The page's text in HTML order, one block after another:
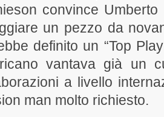
convince
un pezzo da
definito un “Top
vantava già un
a livello
man molto richiesto.